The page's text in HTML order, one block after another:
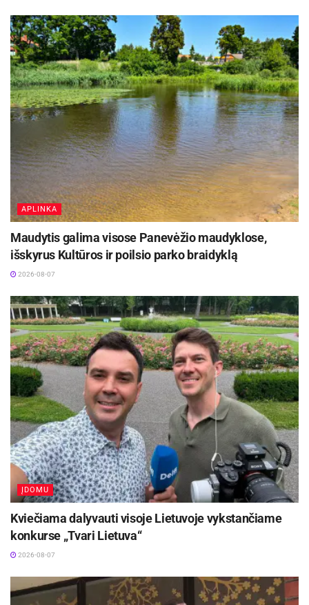
APLINKA
Maudytis galima visose Panevėžio maudyklose,
išskyrus Kultūros ir poilsio parko braidyklą
2026-08-07
ĮDOMU
Kviečiama dalyvauti visoje Lietuvoje vykstančiame
konkurse „Tvari Lietuva“
2026-08-07